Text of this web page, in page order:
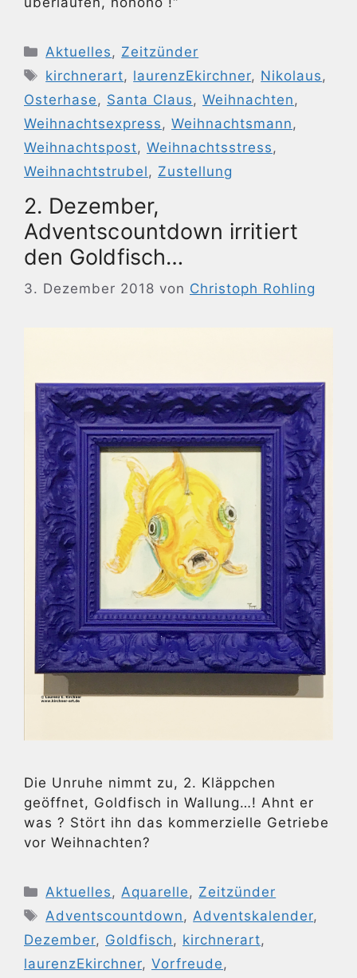
Kategorien
Aktuelles , Zeitzünder
Schlagwörter
kirchnerart, laurenzEkirchner, Nikolaus ,
Osterhase , Santa Claus , Weihnachten ,
Weihnachtsexpress , Weihnachtsmann ,
Weihnachtspost, Weihnachtsstress ,
Weihnachtstrubel , Zustellung
2. Dezember,
Adventscountdown irritiert
den Goldfisch…
3. Dezember 2018 von Christoph Rohling
Die Unruhe nimmt zu, 2. Kläppchen
geöffnet, Goldfisch in Wallung…! Ahnt er
was ? Stört ihn das kommerzielle Getriebe
vor Weihnachten?
Kategorien
Aktuelles , Aquarelle , Zeitzünder
Schlagwörter
Adventscountdown , Adventskalender,
Dezember, Goldfisch , kirchnerart,
laurenzEkirchner, Vorfreude ,